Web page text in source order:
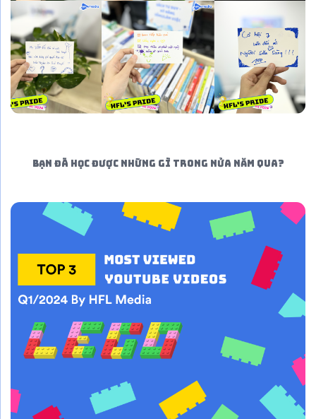
BẠN ĐÃ HỌC ĐƯỢC NHỮNG GÌ TRONG NỬA NĂM QUA?